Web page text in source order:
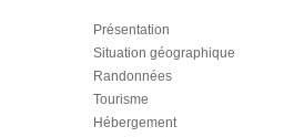
Présentation
Situation géographique
Randonnées
Tourisme
Hébergement